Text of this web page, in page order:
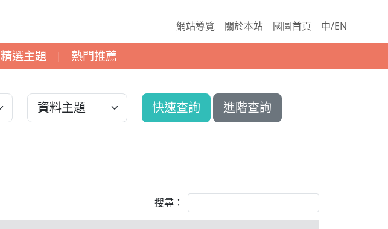
網站導覽 關於本站 國圖首頁 中/EN
精選主題 | 熱門推薦
快速查詢 進階查詢
搜尋：